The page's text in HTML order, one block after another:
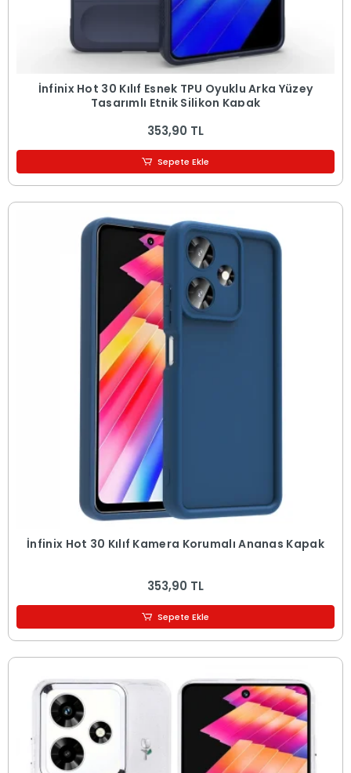
İnfinix Hot 30 Kılıf Esnek TPU Oyuklu Arka Yüzey
Tasarımlı Etnik Silikon Kapak
353,90 TL
Sepete Ekle
İnfinix Hot 30 Kılıf Kamera Korumalı Ananas Kapak
353,90 TL
Sepete Ekle